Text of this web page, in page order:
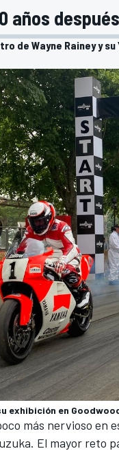
años
de Wayne Rainey y su
exhibición en
más nervioso en
El mayor reto